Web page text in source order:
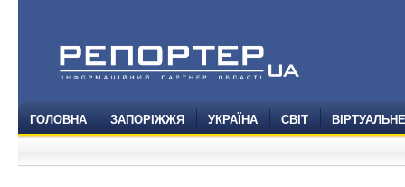
ГОЛОВНА ЗАПОРІЖЖЯ УКРАЇНА СВІТ